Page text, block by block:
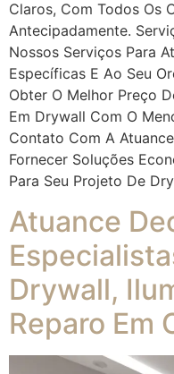
Claros, Com Todos Os
Antecipadamente.
Nossos Serviços Para
Específicas E Ao Seu
Obter O Melhor Preço
Em Drywall Com O
Contato Com A
Fornecer Soluções
Para Seu Projeto De
Atuance
Drywall,
Reparo Em